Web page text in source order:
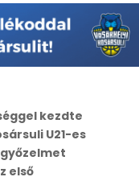
kezdte
U21-es
első